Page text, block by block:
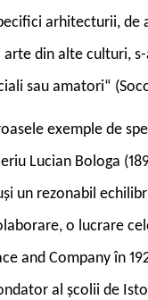
arhitecturii, de
din alte culturi,
sau amatori“
exemple de
Lucian Bologa
un rezonabil
o lucrare
and Company în
al școlii de